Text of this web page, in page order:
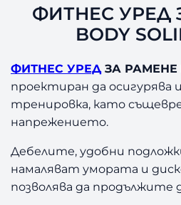
D
Y
S
O
I
D
S
ФИТНЕС УРЕД
BODY
ФИТНЕС УРЕДЗА РАМЕНЕ
проектиран да осигурява
тренировка, като
напрежението.
Дебелите, удобни
намаляват умората и
позволява да